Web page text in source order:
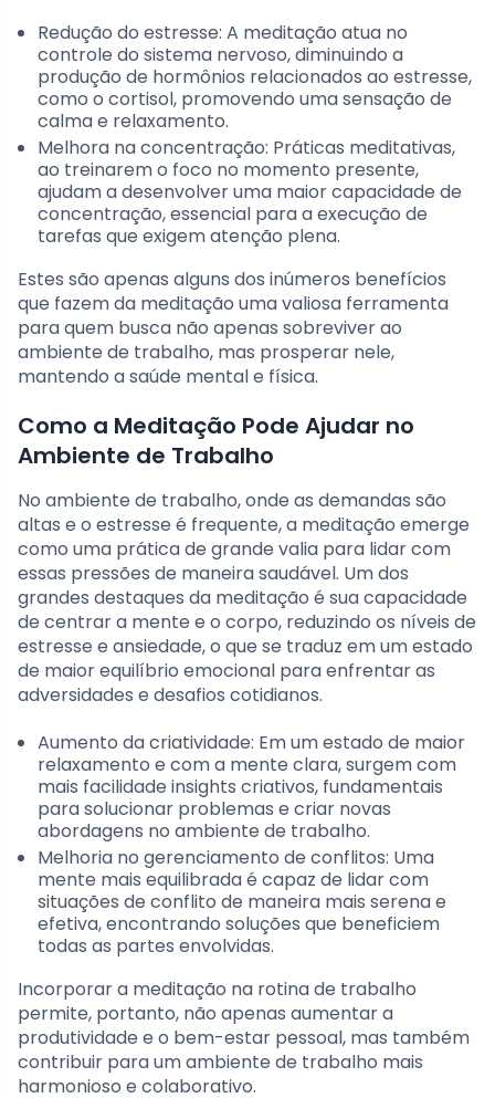
Redução do estresse: A meditação atua no
controle do sistema nervoso, diminuindo a
produção de hormônios relacionados ao estresse,
como o cortisol, promovendo uma sensação de
calma e relaxamento.
Melhora na concentração: Práticas meditativas,
ao treinarem o foco no momento presente,
ajudam a desenvolver uma maior capacidade de
concentração, essencial para a execução de
tarefas que exigem atenção plena.
Estes são apenas alguns dos inúmeros benefícios
que fazem da meditação uma valiosa ferramenta
para quem busca não apenas sobreviver ao
ambiente de trabalho, mas prosperar nele,
mantendo a saúde mental e física.
Como a Meditação Pode Ajudar no
Ambiente de Trabalho
No ambiente de trabalho, onde as demandas são
altas e o estresse é frequente, a meditação emerge
como uma prática de grande valia para lidar com
essas pressões de maneira saudável. Um dos
grandes destaques da meditação é sua capacidade
de centrar a mente e o corpo, reduzindo os níveis de
estresse e ansiedade, o que se traduz em um estado
de maior equilíbrio emocional para enfrentar as
adversidades e desafios cotidianos.
Aumento da criatividade: Em um estado de maior
relaxamento e com a mente clara, surgem com
mais facilidade insights criativos, fundamentais
para solucionar problemas e criar novas
abordagens no ambiente de trabalho.
Melhoria no gerenciamento de conflitos: Uma
mente mais equilibrada é capaz de lidar com
situações de conflito de maneira mais serena e
efetiva, encontrando soluções que beneficiem
todas as partes envolvidas.
Incorporar a meditação na rotina de trabalho
permite, portanto, não apenas aumentar a
produtividade e o bem-estar pessoal, mas também
contribuir para um ambiente de trabalho mais
harmonioso e colaborativo.